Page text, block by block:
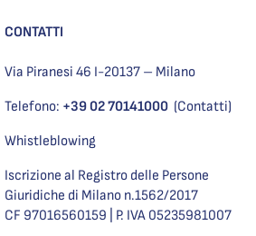
CONTATTI
Via Piranesi 46 I-20137 – Milano
Telefono: +39 02 70141000 (Contatti)
Whistleblowing
Iscrizione al Registro delle Persone
Giuridiche di Milano n.1562/2017
CF 97016560159 | P. IVA 05235981007